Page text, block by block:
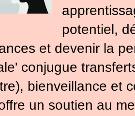
potentiel,
et devenir la
conjugue
bienveillance et
un soutien au